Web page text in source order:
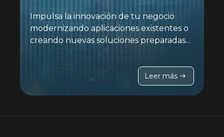
Impulsa la innovación de tu negocio
modernizando aplicaciones existentes o
creando nuevas soluciones preparadas
para crecer y adaptarse a las necesidades
Leer más